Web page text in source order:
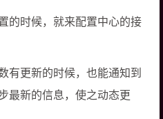
的时候，就来配置中心的接
有更新的时候，也能通知到
最新的信息，使之动态更